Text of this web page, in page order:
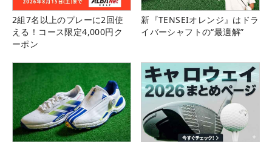
2組7名以上のプレーに2回使
える！コース限定4,000円ク
ーポン
新『TENSEIオレンジ』はドラ
イバーシャフトの“最適解”